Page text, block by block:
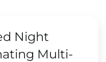
Night
Multi-